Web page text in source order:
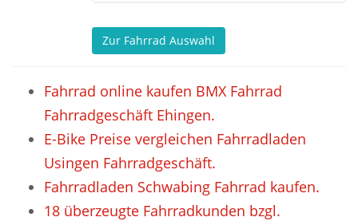
Zur Fahrrad Auswahl
Fahrrad online kaufen BMX Fahrrad
Fahrradgeschäft Ehingen.
E-Bike Preise vergleichen Fahrradladen
Usingen Fahrradgeschäft.
Fahrradladen Schwabing Fahrrad kaufen.
18 überzeugte Fahrradkunden bzgl.